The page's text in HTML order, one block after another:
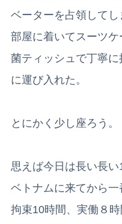
ベーターを占領してし
部屋に着いてスーツ
菌ティッシュで丁寧
に運び入れた。
とにかく少し座ろう。
思えば今日は長い長い
ベトナムに来てから一
拘束10時間、実働８時